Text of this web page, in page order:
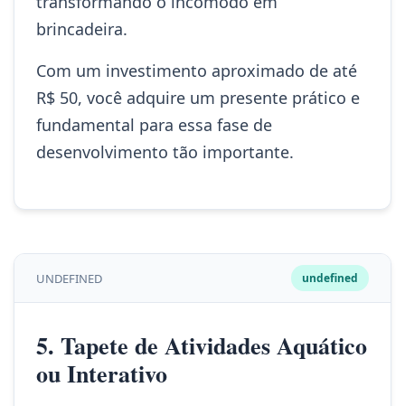
brincadeira.
Com um investimento aproximado de até
R$ 50, você adquire um presente prático e
fundamental para essa fase de
desenvolvimento tão importante.
UNDEFINED undefined
5. Tapete de Atividades Aquático
ou Interativo